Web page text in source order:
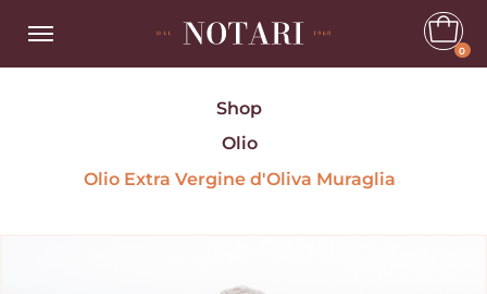
0
Shop
Olio
Olio Extra Vergine d'Oliva Muraglia